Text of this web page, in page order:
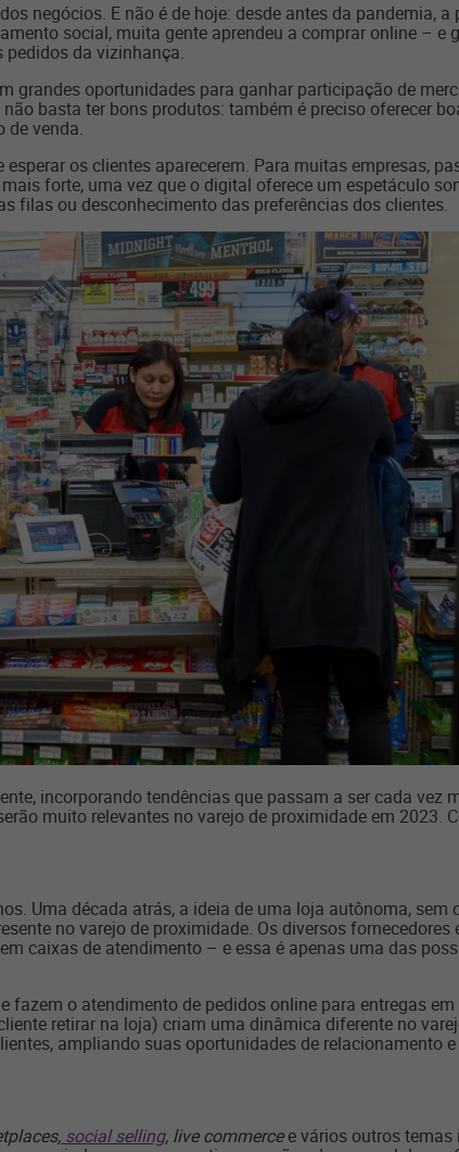
negócios. E não é de hoje: desde antes da pandemia, a
social, muita gente aprendeu a comprar online – e
pedidos da vizinhança.
grandes oportunidades para ganhar participação de
basta ter bons produtos: também é preciso oferecer
de venda.
os clientes aparecerem. Para muitas empresas,
forte, uma vez que o digital oferece um espetáculo
filas ou desconhecimento das preferências dos clientes.
incorporando tendências que passam a ser cada vez
muito relevantes no varejo de proximidade em 2023.
Uma década atrás, a ideia de uma loja autônoma, sem
no varejo de proximidade. Os diversos fornecedores
caixas de atendimento – e essa é apenas uma das
fazem o atendimento de pedidos online para entregas
retirar na loja) criam uma dinâmica diferente no
ampliando suas oportunidades de relacionamento
social selling, live commercee vários outros